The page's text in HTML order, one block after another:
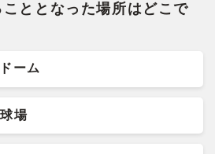
ととなった場所はどこで
ーム
場